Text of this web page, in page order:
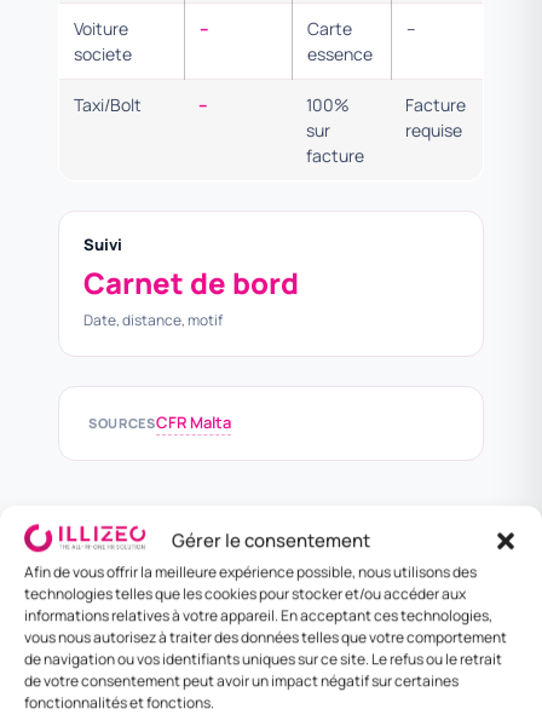
Gérer le consentement
Afin de vous offrir la meilleure expérience possible, nous utilisons des
technologies telles que les cookies pour stocker et/ou accéder aux
informations relatives à votre appareil. En acceptant ces technologies,
vous nous autorisez à traiter des données telles que votre comportement
de navigation ou vos identifiants uniques sur ce site. Le refus ou le retrait
de votre consentement peut avoir un impact négatif sur certaines
fonctionnalités et fonctions.
Voiture
societe
–
Carte
essence
–
Taxi/Bolt –
100%
sur
facture
Facture
requise
Suivi
Carnet de bord
Date, distance, motif
SOURCESCFR Malta
3
Per diem et frais de
mission
Pas de per diem fiscal officiel. Politique
entreprise EUR 110-170/jour selon zone.
Politique entreprise